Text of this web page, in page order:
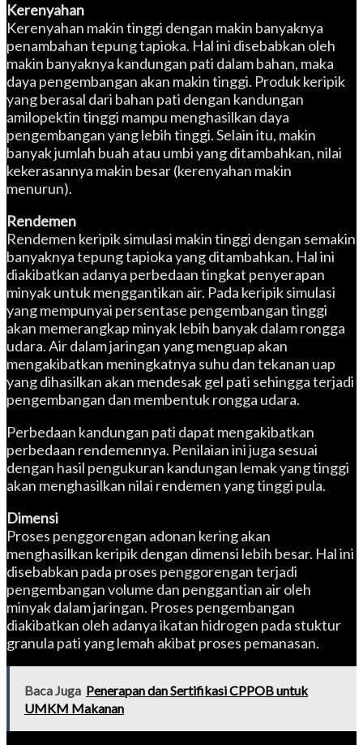
Kerenyahan
Kerenyahan makin tinggi dengan makin banyaknya
penambahan tepung tapioka. Hal ini disebabkan oleh
makin banyaknya kandungan pati dalam bahan, maka
daya pengembangan akan makin tinggi. Produk keripik
yang berasal dari bahan pati dengan kandungan
amilopektin tinggi mampu menghasilkan daya
pengembangan yang lebih tinggi. Selain itu, makin
banyak jumlah buah atau umbi yang ditambahkan, nilai
kekerasannya makin besar (kerenyahan makin
menurun).
Rendemen
Rendemen keripik simulasi makin tinggi dengan semakin
banyaknya tepung tapioka yang ditambahkan. Hal ini
diakibatkan adanya perbedaan tingkat penyerapan
minyak untuk menggantikan air. Pada keripik simulasi
yang mempunyai persentase pengembangan tinggi
akan memerangkap minyak lebih banyak dalam rongga
udara. Air dalam jaringan yang menguap akan
mengakibatkan meningkatnya suhu dan tekanan uap
yang dihasilkan akan mendesak gel pati sehingga terjadi
pengembangan dan membentuk rongga udara.
Perbedaan kandungan pati dapat mengakibatkan
perbedaan rendemennya. Penilaian ini juga sesuai
dengan hasil pengukuran kandungan lemak yang tinggi
akan menghasilkan nilai rendemen yang tinggi pula.
Dimensi
Proses penggorengan adonan kering akan
menghasilkan keripik dengan dimensi lebih besar. Hal ini
disebabkan pada proses penggorengan terjadi
pengembangan volume dan penggantian air oleh
minyak dalam jaringan. Proses pengembangan
diakibatkan oleh adanya ikatan hidrogen pada stuktur
granula pati yang lemah akibat proses pemanasan.
Baca Juga Penerapan dan Sertifikasi CPPOB untuk
UMKM Makanan